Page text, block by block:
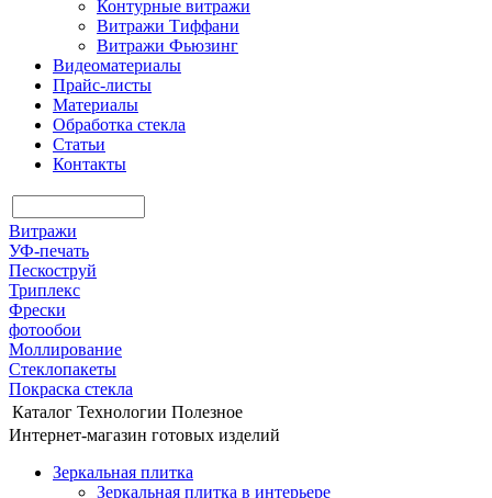
Контурные витражи
Витражи Тиффани
Витражи Фьюзинг
Видеоматериалы
Прайс-листы
Материалы
Обработка стекла
Статьи
Контакты
Витражи
УФ-печать
Пескоструй
Триплекс
Фрески
фотообои
Моллирование
Стеклопакеты
Покраска стекла
Каталог Технологии Полезное
Интернет-магазин готовых изделий
Зеркальная плитка
Зеркальная плитка в интерьере